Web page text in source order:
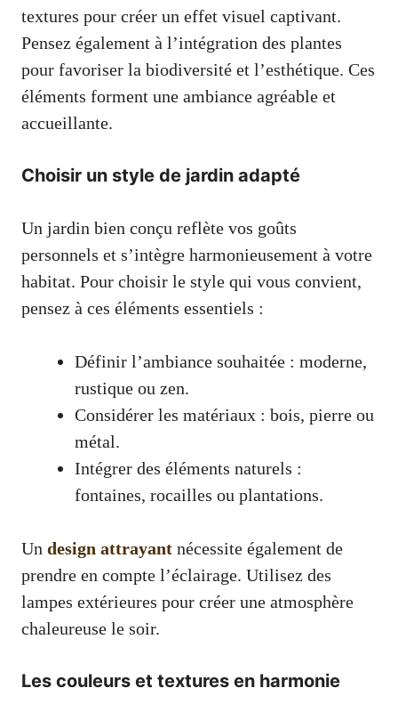
textures pour créer un effet visuel captivant.
Pensez également à l’intégration des plantes
pour favoriser la biodiversité et l’esthétique. Ces
éléments forment une ambiance agréable et
accueillante.
Choisir un style de jardin adapté
Un jardin bien conçu reflète vos goûts
personnels et s’intègre harmonieusement à votre
habitat. Pour choisir le style qui vous convient,
pensez à ces éléments essentiels :
Définir l’ambiance souhaitée : moderne,
rustique ou zen.
Considérer les matériaux : bois, pierre ou
métal.
Intégrer des éléments naturels :
fontaines, rocailles ou plantations.
Un design attrayant nécessite également de
prendre en compte l’éclairage. Utilisez des
lampes extérieures pour créer une atmosphère
chaleureuse le soir.
Les couleurs et textures en harmonie